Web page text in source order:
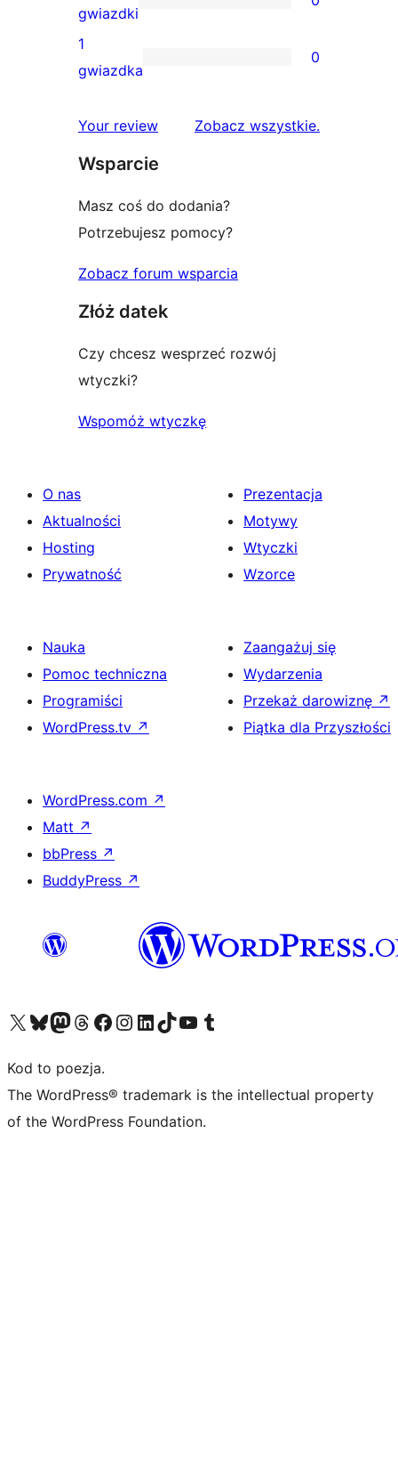
3-
gwiazdkowych
0
recenzji
2-
gwiazdki
0
1-
1
gwiazdka
0
Your review Zobacz wszystkierecenzje
.
Wsparcie
Masz coś do dodania?
Potrzebujesz pomocy?
Zobacz forum wsparcia
Złóż datek
Czy chcesz wesprzeć rozwój
wtyczki?
Wspomóż wtyczkę
O nas
Aktualności
Hosting
Prywatność
Prezentacja
Motywy
Wtyczki
Wzorce
Nauka
Pomoc techniczna
Programiści
WordPress.tv ↗
Zaangażuj się
Wydarzenia
Przekaż darowiznę ↗
Piątka dla Przyszłości
WordPress.com ↗
Matt ↗
bbPress ↗
BuddyPress ↗
Odwiedź nasze konto X (dawniej Twitter)
Odwiedź nasze konto Bluesky
Odwiedź nasze konto na Mastodoncie
Odwiedź naszego Threadsa
Odwiedź naszego Facebooka
Odwiedź nasze konto na Instagramie
Odwiedź nasze konto na LinkedIn
Odwiedź naszego TikToka
Odwiedź nasz kanał YouTube
Odwiedź naszego Tumblra
Kod to poezja.
The WordPress® trademark is the intellectual property
of the WordPress Foundation.